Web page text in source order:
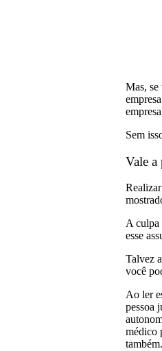
Mas, se
Sem
Vale a
A culpa
esse
Talvez
você
Ao ler
pessoa
médico
também.